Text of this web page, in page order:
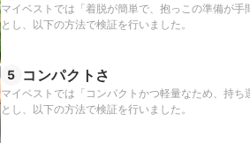
マイベストでは「着脱が簡単で、抱っこの準備が
とし、以下の方法で検証を行いました。
5 コンパクトさ
マイベストでは「コンパクトかつ軽量なため、持
とし、以下の方法で検証を行いました。